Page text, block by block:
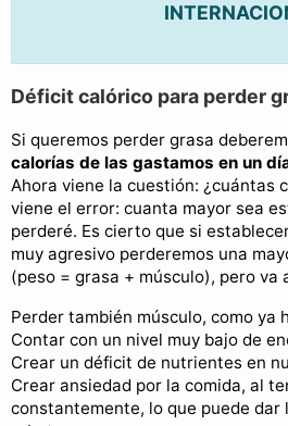
Déficit calórico para perder
Si queremos perder grasa
calorías de las gastamos en un
Ahora viene la cuestión: ¿cuántas
viene el error: cuanta mayor sea
perderé. Es cierto que si
muy agresivo perderemos una
(peso = grasa + músculo), pero va
Perder también músculo, como ya
Contar con un nivel muy bajo de
Crear un déficit de nutrientes en
Crear ansiedad por la comida, al
constantemente, lo que puede dar